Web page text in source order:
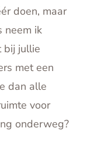
doen, maar
neem ik
bij jullie
met een
dan alle
voor
onderweg?